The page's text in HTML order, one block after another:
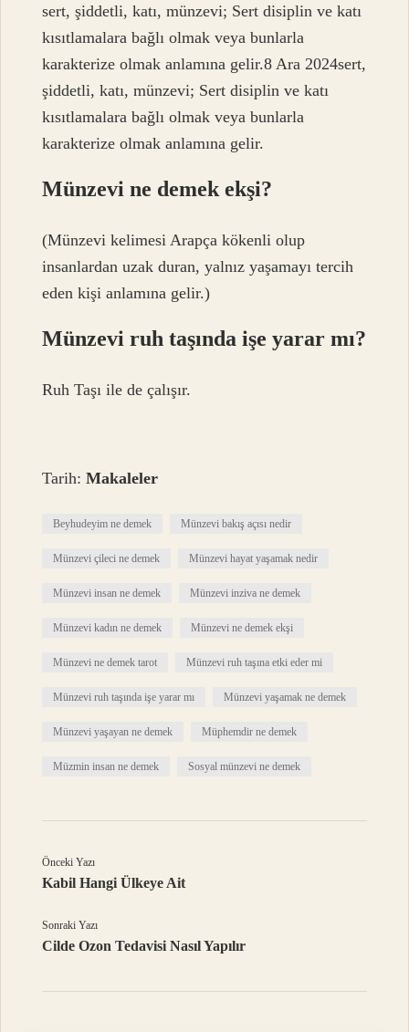
sert, şiddetli, katı, münzevi; Sert disiplin ve katı
kısıtlamalara bağlı olmak veya bunlarla
karakterize olmak anlamına gelir.8 Ara 2024sert,
şiddetli, katı, münzevi; Sert disiplin ve katı
kısıtlamalara bağlı olmak veya bunlarla
karakterize olmak anlamına gelir.
Münzevi ne demek ekşi?
(Münzevi kelimesi Arapça kökenli olup
insanlardan uzak duran, yalnız yaşamayı tercih
eden kişi anlamına gelir.)
Münzevi ruh taşında işe yarar mı?
Ruh Taşı ile de çalışır.
Tarih:Makaleler
Beyhudeyim ne demek Münzevi bakış açısı nedir
Münzevi çileci ne demek Münzevi hayat yaşamak nedir
Münzevi insan ne demek Münzevi inziva ne demek
Münzevi kadın ne demek Münzevi ne demek ekşi
Münzevi ne demek tarot Münzevi ruh taşına etki eder mi
Münzevi ruh taşında işe yarar mı Münzevi yaşamak ne demek
Münzevi yaşayan ne demek Müphemdir ne demek
Müzmin insan ne demek Sosyal münzevi ne demek
Önceki Yazı
Kabil Hangi Ülkeye Ait
Sonraki Yazı
Cilde Ozon Tedavisi Nasıl Yapılır